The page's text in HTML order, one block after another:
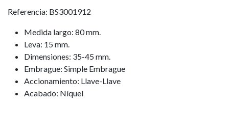
Referencia: BS3001912
Medida largo: 80 mm.
Leva: 15 mm.
Dimensiones: 35-45 mm.
Embrague: Simple Embrague
Accionamiento: Llave-Llave
Acabado: Níquel